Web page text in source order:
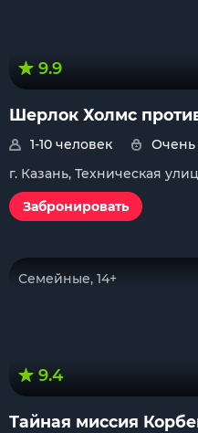
9.9
Шерлок Холмс
1-10 человек
г. Казань, Техническая
Забронировать
Семейные, 14+
9.4
Тайная миссия